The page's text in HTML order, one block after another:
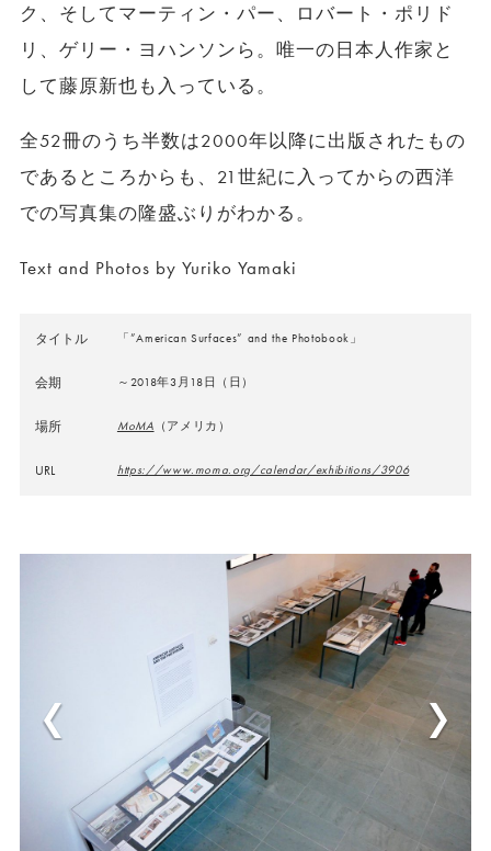
ク、そしてマーティン・パー、ロバート・ポリド
リ、ゲリー・ヨハンソンら。唯一の日本人作家と
して藤原新也も入っている。
全52冊のうち半数は2000年以降に出版されたもの
であるところからも、21世紀に入ってからの西洋
での写真集の隆盛ぶりがわかる。
Text and Photos by Yuriko Yamaki
タイトル 「”American Surfaces” and the Photobook」
会期 ～2018年3月18日（日）
場所 MoMA （アメリカ）
URL https://www.moma.org/calendar/exhibitions/3906